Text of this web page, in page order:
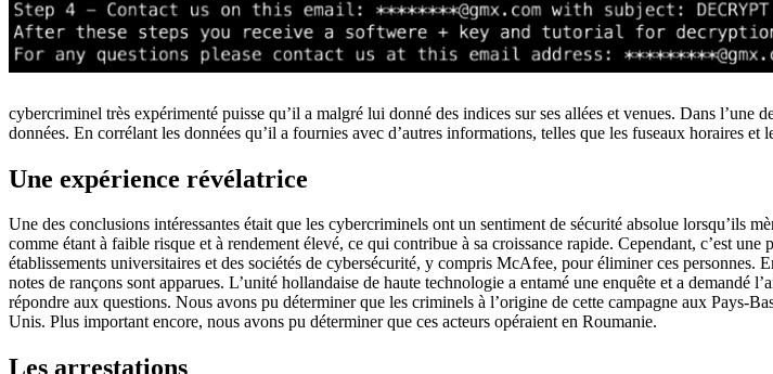
cybercriminel très expérimenté puisse qu’il a malgré lui donné des indices sur ses allées et venues. Dans
données. En corrélant les données qu’il a fournies avec d’autres informations, telles que les fuseaux horaires
Une expérience révélatrice
Une des conclusions intéressantes était que les cybercriminels ont un sentiment de sécurité absolue lorsqu’ils
comme étant à faible risque et à rendement élevé, ce qui contribue à sa croissance rapide. Cependant, c’est
établissements universitaires et des sociétés de cybersécurité, y compris McAfee, pour éliminer ces
notes de rançons sont apparues. L’unité hollandaise de haute technologie a entamé une enquête et a demandé
répondre aux questions. Nous avons pu déterminer que les criminels à l’origine de cette campagne aux Pays-
Unis. Plus important encore, nous avons pu déterminer que ces acteurs opéraient en Roumanie.
Les arrestations